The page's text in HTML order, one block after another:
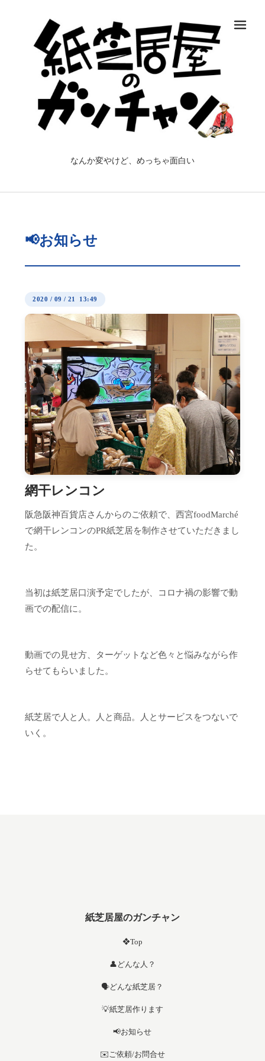
なんか変やけど、めっちゃ面白い
📢お知らせ
2020 / 09 / 21 13:49
網干レンコン
阪急阪神百貨店さんからのご依頼で、西宮foodMarché
で網干レンコンのPR紙芝居を制作させていただきまし
た。
当初は紙芝居口演予定でしたが、コロナ禍の影響で動
画での配信に。
動画での見せ方、ターゲットなど色々と悩みながら作
らせてもらいました。
紙芝居で人と人。人と商品。人とサービスをつないで
いく。
紙芝居屋のガンチャン
❖Top
👤どんな人？
🗣️どんな紙芝居？
💡紙芝居作ります
📢お知らせ
✉️ご依頼/お問合せ